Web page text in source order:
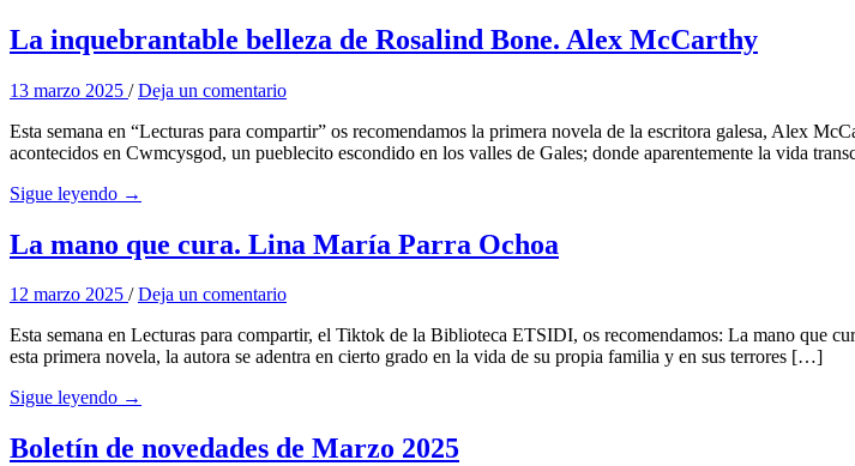
La inquebrantable belleza de Rosalind Bone. Alex McCarthy
13 marzo 2025 /Deja un comentario
Esta semana en “Lecturas para compartir” os recomendamos la primera novela de la escritora galesa, Alex
acontecidos en Cwmcysgod, un pueblecito escondido en los valles de Gales; donde aparentemente la vida
Sigue leyendo →
La mano que cura. Lina María Parra Ochoa
12 marzo 2025 /Deja un comentario
Esta semana en Lecturas para compartir, el Tiktok de la Biblioteca ETSIDI, os recomendamos: La mano que
esta primera novela, la autora se adentra en cierto grado en la vida de su propia familia y en sus terrores […]
Sigue leyendo →
Boletín de novedades de Marzo 2025